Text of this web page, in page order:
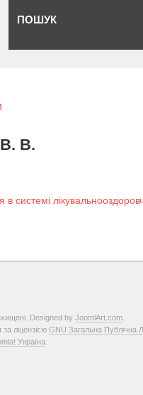
ПОШУК
В.
в системі
Designed by JoomlArt.com
ліцензією GNU Загальна Публічна
Україна